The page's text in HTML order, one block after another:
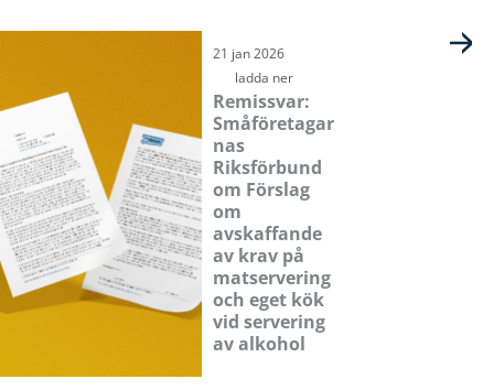
21 jan 2026
ladda ner
Remissvar:
Småföretagar
nas
Riksförbund
om Förslag
om
avskaffande
av krav på
matservering
och eget kök
vid servering
av alkohol